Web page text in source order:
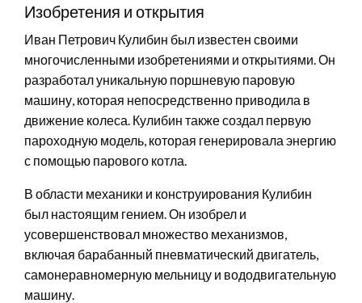
Изобретения и открытия
Иван Петрович Кулибин был известен своими
многочисленными изобретениями и открытиями. Он
разработал уникальную поршневую паровую
машину, которая непосредственно приводила в
движение колеса. Кулибин также создал первую
пароходную модель, которая генерировала энергию
с помощью парового котла.
В области механики и конструирования Кулибин
был настоящим гением. Он изобрел и
усовершенствовал множество механизмов,
включая барабанный пневматический двигатель,
самонеравномерную мельницу и вододвигательную
машину.